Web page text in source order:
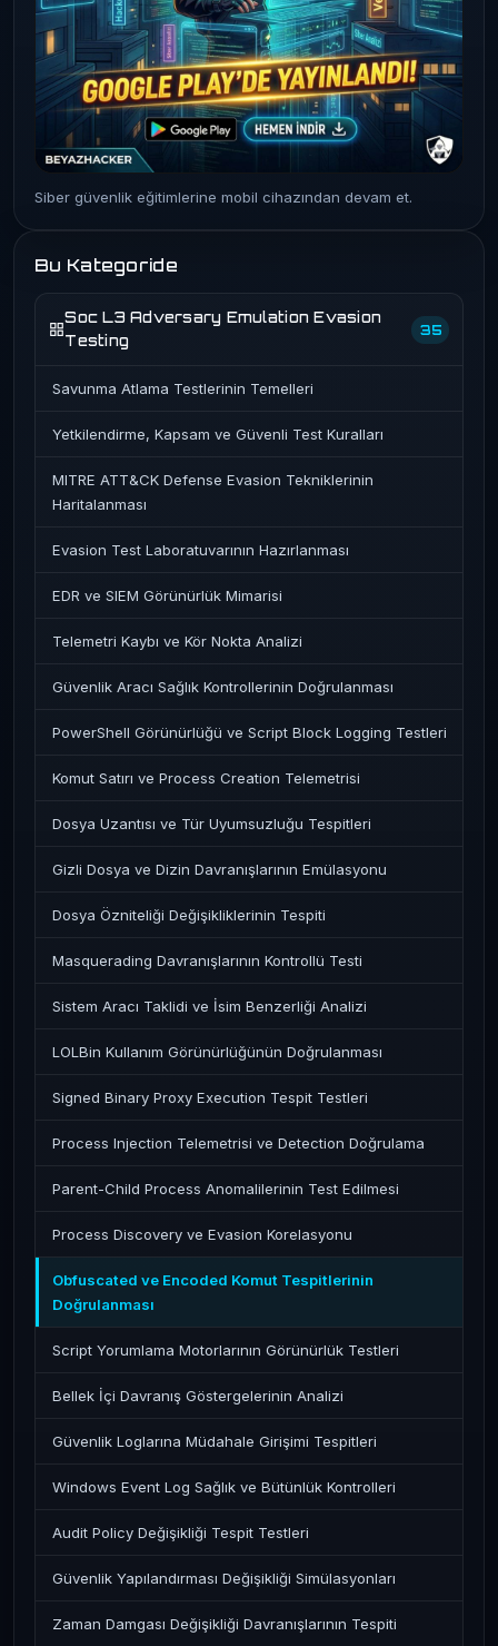
Siber güvenlik eğitimlerine mobil cihazından devam et.
Bu Kategoride
Soc L3 Adversary Emulation Evasion
Testing
35
Savunma Atlama Testlerinin Temelleri
Yetkilendirme, Kapsam ve Güvenli Test Kuralları
MITRE ATT&CK Defense Evasion Tekniklerinin
Haritalanması
Evasion Test Laboratuvarının Hazırlanması
EDR ve SIEM Görünürlük Mimarisi
Telemetri Kaybı ve Kör Nokta Analizi
Güvenlik Aracı Sağlık Kontrollerinin Doğrulanması
PowerShell Görünürlüğü ve Script Block Logging Testleri
Komut Satırı ve Process Creation Telemetrisi
Dosya Uzantısı ve Tür Uyumsuzluğu Tespitleri
Gizli Dosya ve Dizin Davranışlarının Emülasyonu
Dosya Özniteliği Değişikliklerinin Tespiti
Masquerading Davranışlarının Kontrollü Testi
Sistem Aracı Taklidi ve İsim Benzerliği Analizi
LOLBin Kullanım Görünürlüğünün Doğrulanması
Signed Binary Proxy Execution Tespit Testleri
Process Injection Telemetrisi ve Detection Doğrulama
Parent-Child Process Anomalilerinin Test Edilmesi
Process Discovery ve Evasion Korelasyonu
Obfuscated ve Encoded Komut Tespitlerinin
Doğrulanması
Script Yorumlama Motorlarının Görünürlük Testleri
Bellek İçi Davranış Göstergelerinin Analizi
Güvenlik Loglarına Müdahale Girişimi Tespitleri
Windows Event Log Sağlık ve Bütünlük Kontrolleri
Audit Policy Değişikliği Tespit Testleri
Güvenlik Yapılandırması Değişikliği Simülasyonları
Zaman Damgası Değişikliği Davranışlarının Tespiti